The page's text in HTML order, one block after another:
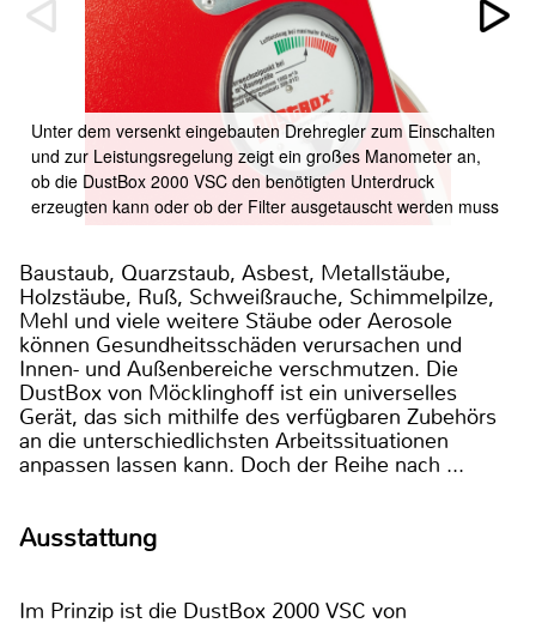
Unter dem versenkt eingebauten Drehregler zum Einschalten
und zur Leistungsregelung zeigt ein großes Manometer an,
ob die DustBox 2000 VSC den benötigten Unterdruck
erzeugten kann oder ob der Filter ausgetauscht werden muss
Baustaub, Quarzstaub, Asbest, Metallstäube,
Holzstäube, Ruß, Schweißrauche, Schimmelpilze,
Mehl und viele weitere Stäube oder Aerosole
können Gesundheitsschäden verursachen und
Innen- und Außenbereiche verschmutzen. Die
DustBox von Möcklinghoff ist ein universelles
Gerät, das sich mithilfe des verfügbaren Zubehörs
an die unterschiedlichsten Arbeitssituationen
anpassen lassen kann. Doch der Reihe nach ...
Ausstattung
Im Prinzip ist die DustBox 2000 VSC von